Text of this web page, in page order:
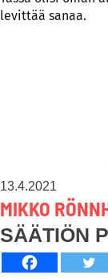
levittää sanaa.
13.4.2021
MIKKO
SÄÄTIÖN